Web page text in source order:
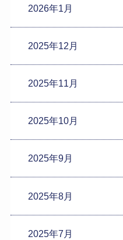
2026年1月
2025年12月
2025年11月
2025年10月
2025年9月
2025年8月
2025年7月